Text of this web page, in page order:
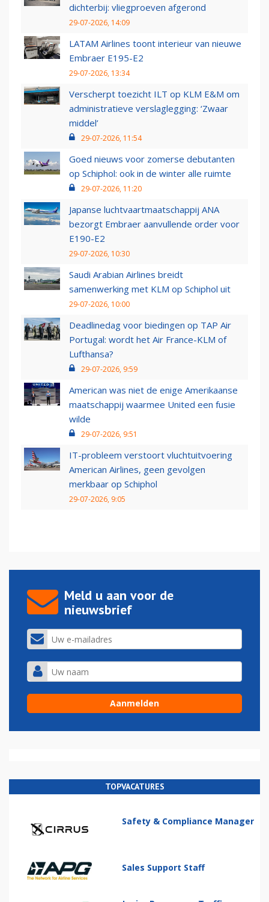
dichterbij: vliegproeven afgerond
29-07-2026, 14:09
LATAM Airlines toont interieur van nieuwe
Embraer E195-E2
29-07-2026, 13:34
Verscherpt toezicht ILT op KLM E&M om
administratieve verslaglegging: ‘Zwaar
middel’
29-07-2026, 11:54
Goed nieuws voor zomerse debutanten
op Schiphol: ook in de winter alle ruimte
29-07-2026, 11:20
Japanse luchtvaartmaatschappij ANA
bezorgt Embraer aanvullende order voor
E190-E2
29-07-2026, 10:30
Saudi Arabian Airlines breidt
samenwerking met KLM op Schiphol uit
29-07-2026, 10:00
Deadlinedag voor biedingen op TAP Air
Portugal: wordt het Air France-KLM of
Lufthansa?
29-07-2026, 9:59
American was niet de enige Amerikaanse
maatschappij waarmee United een fusie
wilde
29-07-2026, 9:51
IT-probleem verstoort vluchtuitvoering
American Airlines, geen gevolgen
merkbaar op Schiphol
29-07-2026, 9:05
Meld u aan voor de
nieuwsbrief
TOPVACATURES
Safety & Compliance Manager
Sales Support Staff